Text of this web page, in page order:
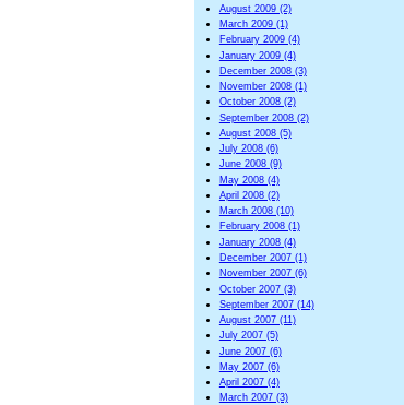
August 2009 (2)
March 2009 (1)
February 2009 (4)
January 2009 (4)
December 2008 (3)
November 2008 (1)
October 2008 (2)
September 2008 (2)
August 2008 (5)
July 2008 (6)
June 2008 (9)
May 2008 (4)
April 2008 (2)
March 2008 (10)
February 2008 (1)
January 2008 (4)
December 2007 (1)
November 2007 (6)
October 2007 (3)
September 2007 (14)
August 2007 (11)
July 2007 (5)
June 2007 (6)
May 2007 (6)
April 2007 (4)
March 2007 (3)